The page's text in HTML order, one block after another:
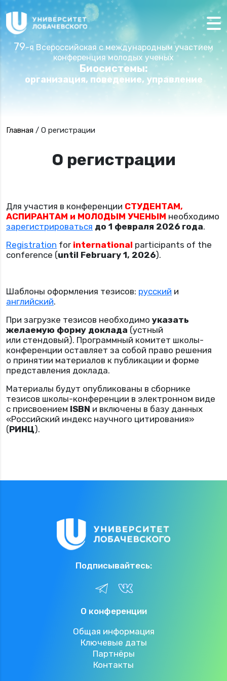
79-я Всероссийская с международным участием
конференция молодых ученых
Биосистемы:
организация, поведение, управление
Главная / О регистрации
О регистрации
Для участия в конференции СТУДЕНТАМ,
АСПИРАНТАМ и МОЛОДЫМ УЧЕНЫМ необходимо
зарегистрироваться до 1 февраля 2026 года.
Registration for international participants of the
conference (until February 1, 2026).
Шаблоны оформления тезисов: русский и
английский.
При загрузке тезисов необходимо указать
желаемую форму доклада (устный
или стендовый). Программный комитет школы-
конференции оставляет за собой право решения
о принятии материалов к публикации и форме
представления доклада.
Материалы будут опубликованы в сборнике
тезисов школы-конференции в электронном виде
с присвоением ISBN и включены в базу данных
«Российский индекс научного цитирования»
(РИНЦ).
Подписывайтесь:
О конференции
Общая информация
Ключевые даты
Партнёры
Контакты